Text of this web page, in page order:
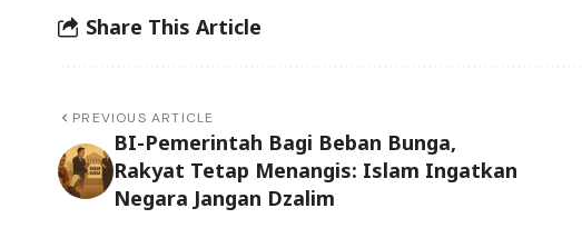
Share This Article
PREVIOUS ARTICLE
BI-Pemerintah Bagi Beban Bunga,
Rakyat Tetap Menangis: Islam Ingatkan
Negara Jangan Dzalim